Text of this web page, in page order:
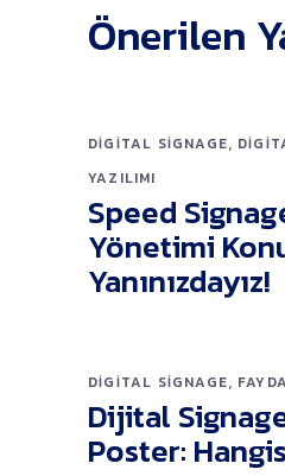
Önerilen
DIGITAL SIGNAGE,
YAZILIMI
Speed
Yönetimi
Yanınızdayız!
DIGITAL SIGNAGE,
Dijital
Poster: